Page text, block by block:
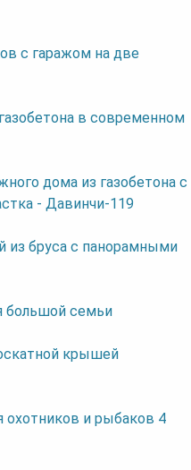
с гаражом на две
в современном
дома из газобетона с
- Давинчи-119
из бруса с панорамными
большой семьи
крышей
охотников и рыбаков 4